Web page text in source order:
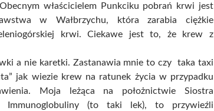
właścicielem Punkciku pobrań krwi jest
w Wałbrzychu, która zarabia ciężkie
krwi. Ciekawe jest to, że krew z
a nie karetki. Zastanawia mnie to czy taka taxi
jak wiezie krew na ratunek życia w przypadku
Moja leżąca na położnictwie Siostra
Immunoglobuliny (to taki lek), to przywieźli